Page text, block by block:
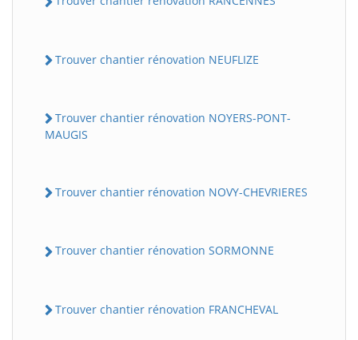
Trouver chantier rénovation NEUFLIZE
Trouver chantier rénovation NOYERS-PONT-
MAUGIS
Trouver chantier rénovation NOVY-CHEVRIERES
Trouver chantier rénovation SORMONNE
Trouver chantier rénovation FRANCHEVAL